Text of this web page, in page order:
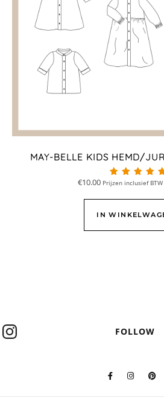
MAY-BELLE KIDS HEMD/
Beoordeeld
van 5
€10.00 Prijzen inclusief
IN
FOLLOW